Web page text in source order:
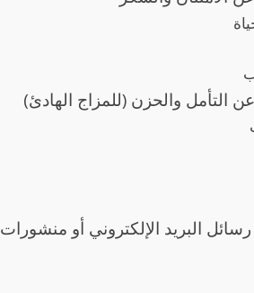
التأمل والحزن (للمزاج الهادئ)
البريد الإلكتروني أو منشورات